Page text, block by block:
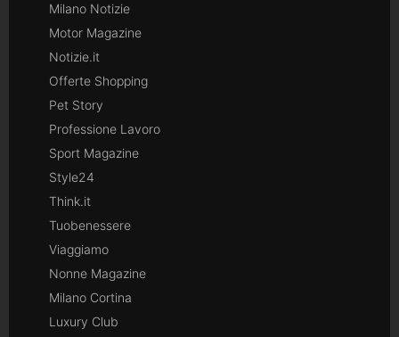
Milano Notizie
Motor Magazine
Notizie.it
Offerte Shopping
Pet Story
Professione Lavoro
Sport Magazine
Style24
Think.it
Tuobenessere
Viaggiamo
Nonne Magazine
Milano Cortina
Luxury Club